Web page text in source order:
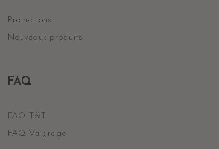
Promotions
Nouveaux produits
FAQ
FAQ T&T
FAQ Vaigrage